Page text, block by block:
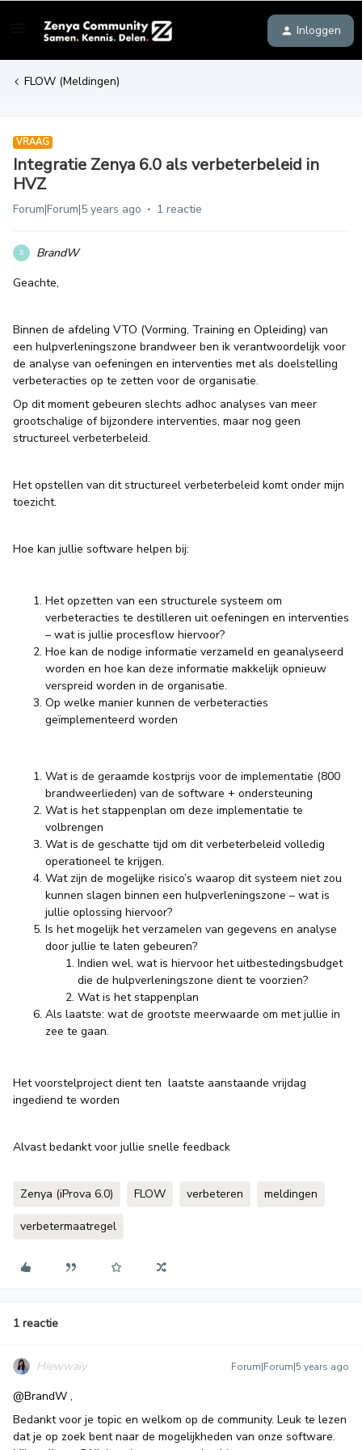
Inloggen
FLOW (Meldingen)
VRAAG
Integratie Zenya 6.0 als verbeterbeleid in
HVZ
Forum|Forum|5 years ago 1 reactie
B
BrandW
Geachte,
Binnen de afdeling VTO (Vorming, Training en Opleiding) van
een hulpverleningszone brandweer ben ik verantwoordelijk voor
de analyse van oefeningen en interventies met als doelstelling
verbeteracties op te zetten voor de organisatie.
Op dit moment gebeuren slechts adhoc analyses van meer
grootschalige of bijzondere interventies, maar nog geen
structureel verbeterbeleid.
Het opstellen van dit structureel verbeterbeleid komt onder mijn
toezicht.
Hoe kan jullie software helpen bij:
Het opzetten van een structurele systeem om
verbeteracties te destilleren uit oefeningen en interventies
– wat is jullie procesflow hiervoor?
Hoe kan de nodige informatie verzameld en geanalyseerd
worden en hoe kan deze informatie makkelijk opnieuw
verspreid worden in de organisatie.
Op welke manier kunnen de verbeteracties
geïmplementeerd worden
Wat is de geraamde kostprijs voor de implementatie (800
brandweerlieden) van de software + ondersteuning
Wat is het stappenplan om deze implementatie te
volbrengen
Wat is de geschatte tijd om dit verbeterbeleid volledig
operationeel te krijgen.
Wat zijn de mogelijke risico’s waarop dit systeem niet zou
kunnen slagen binnen een hulpverleningszone – wat is
jullie oplossing hiervoor?
Is het mogelijk het verzamelen van gegevens en analyse
door jullie te laten gebeuren?
Indien wel, wat is hiervoor het uitbestedingsbudget
die de hulpverleningszone dient te voorzien?
Wat is het stappenplan
Als laatste: wat de grootste meerwaarde om met jullie in
zee te gaan.
Het voorstelproject dient ten laatste aanstaande vrijdag
ingediend te worden
Alvast bedankt voor jullie snelle feedback
Zenya (iProva 6.0) FLOW verbeteren meldingen
verbetermaatregel
1 reactie
Hiewwaiy Forum|Forum|5 years ago
@BrandW ,
Bedankt voor je topic en welkom op de community. Leuk te lezen
dat je op zoek bent naar de mogelijkheden van onze software.